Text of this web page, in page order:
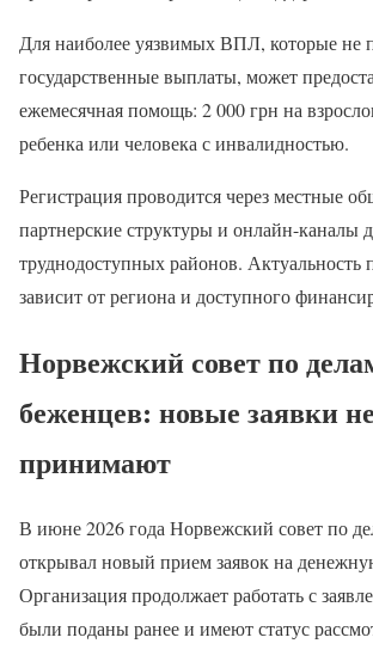
Для наиболее уязвимых ВПЛ, которые не
государственные выплаты, может
ежемесячная помощь: 2 000 грн на
ребенка или человека с инвалидностью.
Регистрация проводится через местные
партнерские структуры и онлайн-каналы
труднодоступных районов. Актуальность
зависит от региона и доступного
Норвежский совет по
беженцев: новые заявки не
принимают
В июне 2026 года Норвежский совет по
открывал новый прием заявок на
Организация продолжает работать с
были поданы ранее и имеют статус